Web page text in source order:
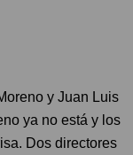
y Juan Luis
ya no está y los
Dos directores